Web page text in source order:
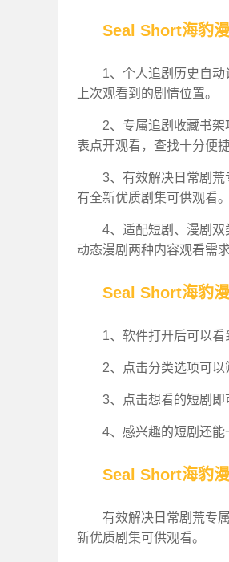
Seal Short海豹
1、个人追剧历史自
上次观看到的剧情位置。
2、专属追剧收藏书
表点开观看，查找十分便捷
3、有效解决日常剧
有全新优质剧集可供观看。
4、适配短剧、漫剧
动态漫剧两种内容观看需求
Seal Short海豹
1、软件打开后可以看
2、点击分类选项可以
3、点击想看的短剧即
4、感兴趣的短剧还能
Seal Short海豹
有效解决日常剧荒专
新优质剧集可供观看。